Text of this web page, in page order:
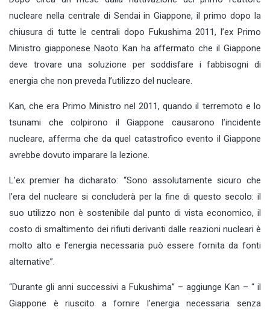
nucleare nella centrale di Sendai in Giappone, il primo dopo la
chiusura di tutte le centrali dopo Fukushima 2011, l’ex Primo
Ministro giapponese Naoto Kan ha affermato che il Giappone
deve trovare una soluzione per soddisfare i fabbisogni di
energia che non preveda l’utilizzo del nucleare.
Kan, che era Primo Ministro nel 2011, quando il terremoto e lo
tsunami che colpirono il Giappone causarono l’incidente
nucleare, afferma che da quel catastrofico evento il Giappone
avrebbe dovuto imparare la lezione.
L’ex premier ha dicharato: “Sono assolutamente sicuro che
l’era del nucleare si concluderà per la fine di questo secolo: il
suo utilizzo non è sostenibile dal punto di vista economico, il
costo di smaltimento dei rifiuti derivanti dalle reazioni nucleari è
molto alto e l’energia necessaria può essere fornita da fonti
alternative”.
“Durante gli anni successivi a Fukushima” – aggiunge Kan – “ il
Giappone è riuscito a fornire l’energia necessaria senza